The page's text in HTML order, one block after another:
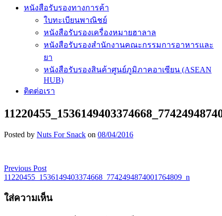
หนังสือรับรองทางการค้า
ใบทะเบียนพาณิชย์
หนังสือรับรองเครื่องหมายฮาลาล
หนังสือรับรองสำนักงานคณะกรรมการอาหารและ
ยา
หนังสือรับรองสินค้าศูนย์ภูมิภาคอาเซียน (ASEAN
HUB)
ติดต่อเรา
Posted by Nuts For Snack on 08/04/2016
เมนู
นำทาง
Previous Post
11220455_1536149403374668_7742494874001764809_n
ใส่ความเห็น